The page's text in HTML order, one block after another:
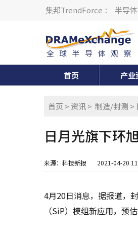
集邦TrendForce ： 半导
首页 产业
首页 > 资讯> 制造/封测 >
日月光旗下环
来源：科技新报 2021-04-20
4月20日消息，据报道，
（SiP）模组新应用，